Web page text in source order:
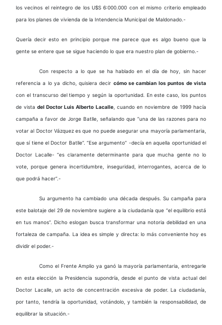
los vecinos el reintegro de los U$S 6:000.000 con el mismo criterio empleado
para los planes de vivienda de la Intendencia Municipal de Maldonado.-
Quería decir esto en principio porque me parece que es algo bueno que la
gente se entere que se sigue haciendo lo que era nuestro plan de gobierno.-
Con respecto a lo que se ha hablado en el día de hoy, sin hacer
referencia a lo ya dicho, quisiera decir cómo se cambian los puntos de vista
con el transcurso del tiempo y según la oportunidad. En este caso, los puntos
de vistadel Doctor Luis Alberto Lacalle, cuando en noviembre de 1999 hacía
campaña a favor de Jorge Batlle, señalando que “una de las razones para no
votar al Doctor Vázquez es que no puede asegurar una mayoría parlamentaria,
que sí tiene el Doctor Batlle”. “Ese argumento” -decía en aquella oportunidad el
Doctor Lacalle- “es claramente determinante para que mucha gente no lo
vote, porque genera incertidumbre, inseguridad, interrogantes, acerca de lo
que podrá hacer”.-
Su argumento ha cambiado una década después. Su campaña para
este balotaje del 29 de noviembre sugiere a la ciudadanía que “el equilibrio está
en tus manos”. Dicho eslogan busca transformar una notoria debilidad en una
fortaleza de campaña. La idea es simple y directa: lo más conveniente hoy es
dividir el poder.-
Como el Frente Amplio ya ganó la mayoría parlamentaria, entregarle
en esta elección la Presidencia supondría, desde el punto de vista actual del
Doctor Lacalle, un acto de concentración excesiva de poder. La ciudadanía,
por tanto, tendría la oportunidad, votándolo, y también la responsabilidad, de
equilibrar la situación.-